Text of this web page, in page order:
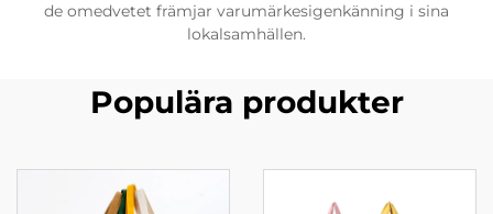
de omedvetet främjar varumärkesigenkänning i sina
lokalsamhällen.
Populära produkter